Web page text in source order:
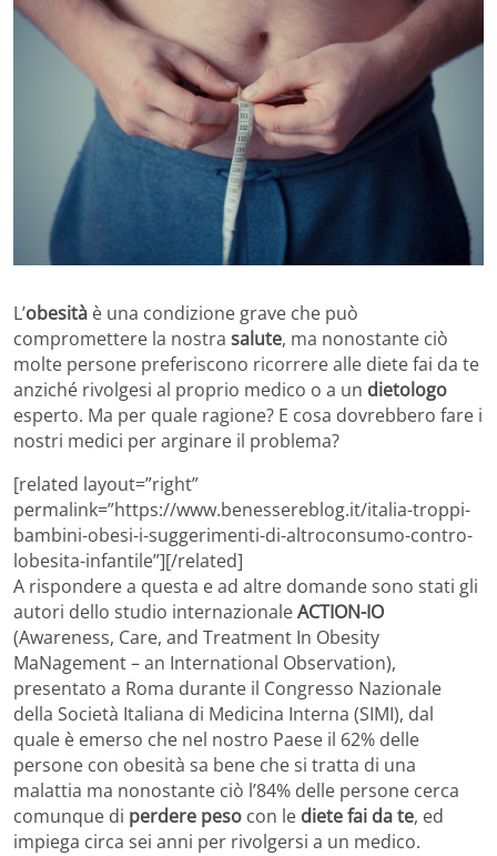
L’obesità è una condizione grave che può
compromettere la nostra salute, ma nonostante ciò
molte persone preferiscono ricorrere alle diete fai da te
anziché rivolgesi al proprio medico o a un dietologo
esperto. Ma per quale ragione? E cosa dovrebbero fare i
nostri medici per arginare il problema?
[related layout=”right”
permalink=”https://www.benessereblog.it/italia-troppi-
bambini-obesi-i-suggerimenti-di-altroconsumo-contro-
lobesita-infantile”][/related]
A rispondere a questa e ad altre domande sono stati gli
autori dello studio internazionaleACTION-IO
(Awareness, Care, and Treatment In Obesity
MaNagement – an International Observation),
presentato a Roma durante il Congresso Nazionale
della Società Italiana di Medicina Interna (SIMI), dal
quale è emerso che nel nostro Paese il 62% delle
persone con obesità sa bene che si tratta di una
malattia ma nonostante ciò l’84% delle persone cerca
comunque di perdere peso con le diete fai da te, ed
impiega circa sei anni per rivolgersi a un medico.